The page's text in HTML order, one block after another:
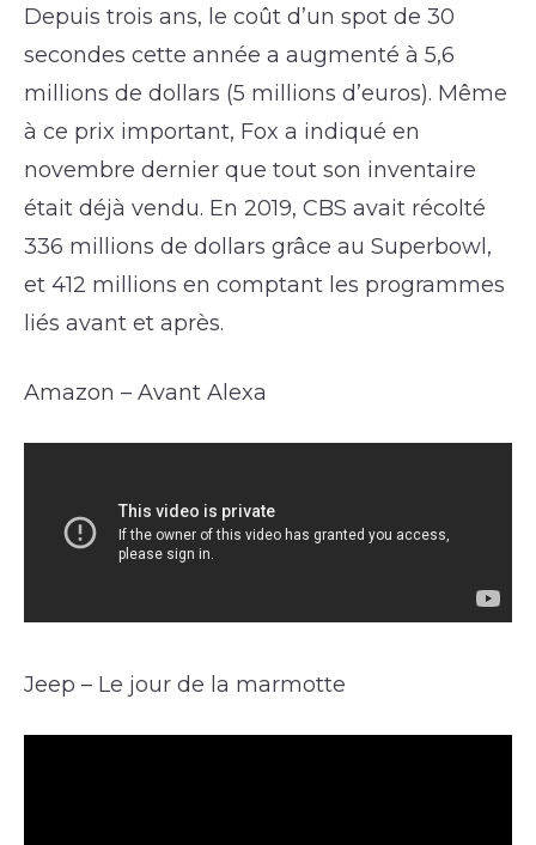
Depuis trois ans, le coût d’un spot de 30
secondes cette année a augmenté à 5,6
millions de dollars (5 millions d’euros). Même
à ce prix important, Fox a indiqué en
novembre dernier que tout son inventaire
était déjà vendu. En 2019, CBS avait récolté
336 millions de dollars grâce au Superbowl,
et 412 millions en comptant les programmes
liés avant et après.
Amazon – Avant Alexa
Jeep – Le jour de la marmotte